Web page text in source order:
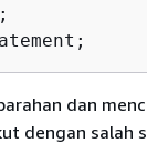
dan
dengan salah